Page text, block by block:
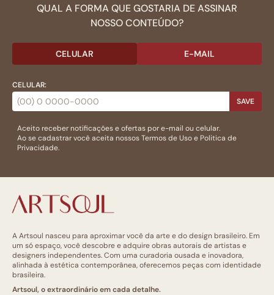
QUAL A FORMA QUE GOSTARIA DE ASSINAR
NOSSO CONTEÚDO?
CELULAR E-MAIL
CELULAR:
SAVE
Aceito receber notificações e ofertas por e-mail ou celular.
Ao se cadastrar você aceita nossosTermos de Usoe Politica de
Privacidade.
A Artsoul nasceu para aproximar você da arte e do design brasileiro. Em
um só espaço, você descobre e adquire obras autorais de artistas e
designers independentes. Com uma curadoria ousada e inovadora,
alinhada à estética contemporânea, oferecemos peças com identidade
brasileira.
Artsoul, o extraordinário em cada detalhe.